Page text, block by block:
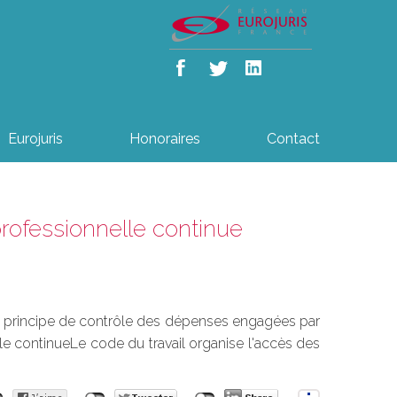
Eurojuris Honoraires Contact
continue
de contrôle des dépenses engagées par
continueLe code du travail organise l'accès des